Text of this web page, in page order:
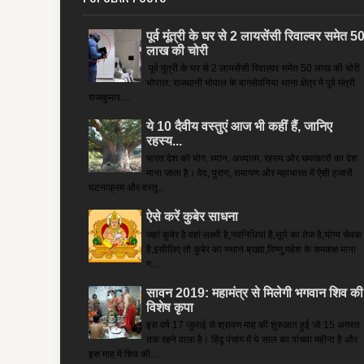
पूर्व मूंत्री के घर से 2 लायसेंसी रिवाल्वर समेत 50
लाख की चोरी
पूर्व मूंत्री के घर से 2 लायसेंसी रिवाल्वर समेत 50 लाख की चोरी
भोपाल: राजधानी भोपाल के बागसेवनिया थाना क्षेत्र में पूर्व मंत्री
राजकुमार ...
ये 10 दैवीय वस्तुएं आज भी कहीं हैं, जानिए
रहस्य...
भारत देश को योग, ध्यान, अध्यात्म, रहस्य और चमत्कारों का देश
माना जाता है। वेद, पुराण, रामायण और महाभारत में ऐसी हजारों
घटनाक्रम और वस्तु...
ऐसे करें कुबेर साधना
जहां कुबेर है­ वहां लक्ष्मी है,नवनिधियां हैं,सूर्य का तेज है,योग्य सेवक
है,इसीलिए तो कुबेर का स्थान ब्रह्मा,विष्णु,महेश के समकक्ष माना
ग...
सावन 2019: महामंत्र से मिलेगी भगवान शिव की
विशेष कृपा
इस वर्ष 17 जुलाई से श्रावण माह की शुरुआत हुई जो 15 अगस्त
तक रहने वाला है। हिंदू पंचांग में ये साल का पांचवा महीना है और
इस माह में शिव की...